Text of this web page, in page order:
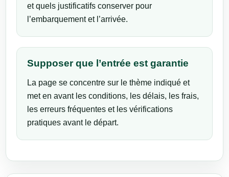
et quels justificatifs conserver pour
l’embarquement et l’arrivée.
Supposer que l’entrée est garantie
La page se concentre sur le thème indiqué et
met en avant les conditions, les délais, les frais,
les erreurs fréquentes et les vérifications
pratiques avant le départ.